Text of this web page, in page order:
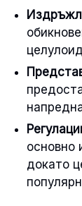
основно
докато